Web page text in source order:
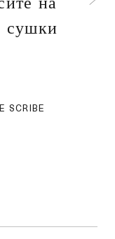
на
сушки
SCRIBE